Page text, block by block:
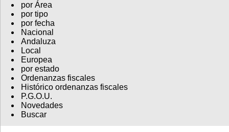
por Área
por tipo
por fecha
Nacional
Andaluza
Local
Europea
por estado
Ordenanzas fiscales
Histórico ordenanzas fiscales
P.G.O.U.
Novedades
Buscar